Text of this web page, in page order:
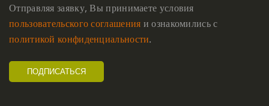
Отправляя заявку, Вы принимаете условия
пользовательского соглашения и ознакомились с
политикой конфиденциальности.